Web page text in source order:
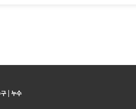
| 누수